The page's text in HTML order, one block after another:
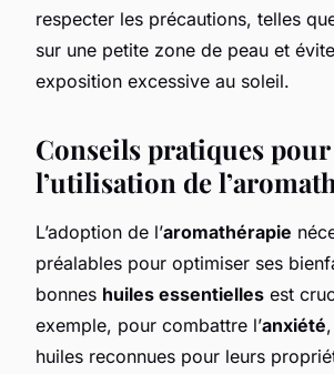
respecter les précautions, telles
sur une petite zone de peau et
exposition excessive au soleil.
Conseils pratiques pour
l’utilisation de
L’adoption de l’aromathérapie
préalables pour optimiser ses
bonnes huiles essentielles est
exemple, pour combattre l’anxiété
huiles reconnues pour leurs